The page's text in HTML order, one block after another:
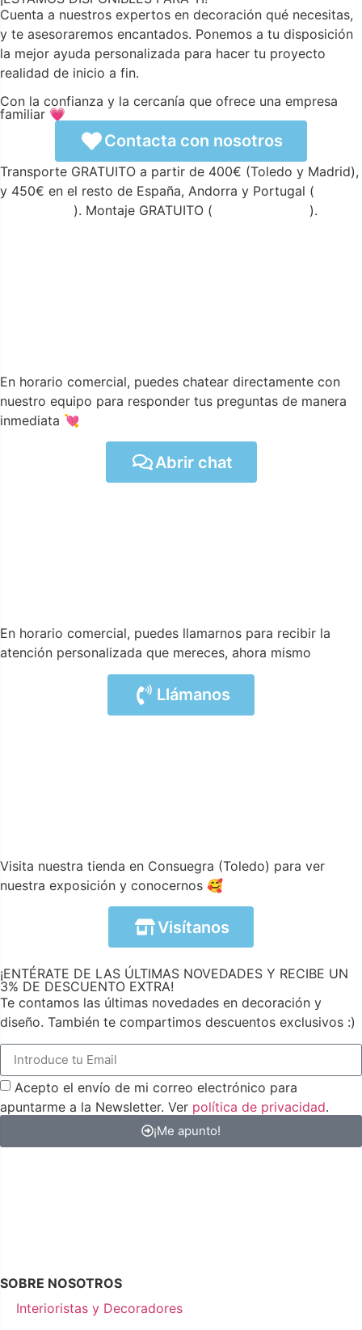
Cuenta a nuestros expertos en decoración qué necesitas,
y te asesoraremos encantados. Ponemos a tu disposición
la mejor ayuda personalizada para hacer tu proyecto
realidad de inicio a fin.
Con la confianza y la cercanía que ofrece una empresa
familiar 💗
Contacta con nosotros
Transporte GRATUITO a partir de 400€ (Toledo y Madrid),
y 450€ en el resto de España, Andorra y Portugal (
). Montaje GRATUITO ( ).
En horario comercial, puedes chatear directamente con
nuestro equipo para responder tus preguntas de manera
inmediata 💘
Abrir chat
En horario comercial, puedes llamarnos para recibir la
atención personalizada que mereces, ahora mismo
Llámanos
Visita nuestra tienda en Consuegra (Toledo) para ver
nuestra exposición y conocernos 🥰
Visítanos
¡ENTÉRATE DE LAS ÚLTIMAS NOVEDADES Y RECIBE UN
3% DE DESCUENTO EXTRA!
Te contamos las últimas novedades en decoración y
diseño. También te compartimos descuentos exclusivos :)
Acepto el envío de mi correo electrónico para
apuntarme a la Newsletter. Ver política de privacidad.
¡Me apunto!
SOBRE NOSOTROS
Interioristas y Decoradores